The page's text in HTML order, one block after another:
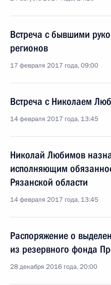
Встреча с бывшими
регионов
17 февраля 2017 года, 09:00
Встреча с Николаем
14 февраля 2017 года, 13:45
Николай Любимов
исполняющим
Рязанской области
14 февраля 2017 года, 13:45
Распоряжение о
из резервного фонда
28 декабря 2016 года, 20:00